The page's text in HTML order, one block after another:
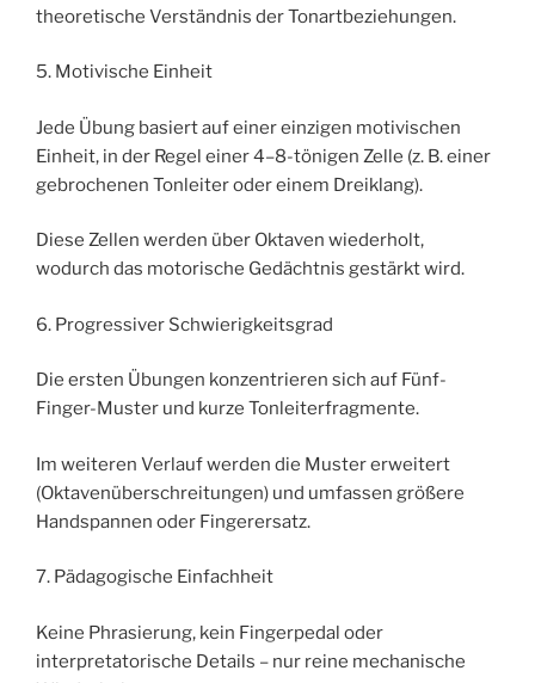
theoretische Verständnis der Tonartbeziehungen.
5. Motivische Einheit
Jede Übung basiert auf einer einzigen motivischen
Einheit, in der Regel einer 4–8-tönigen Zelle (z. B. einer
gebrochenen Tonleiter oder einem Dreiklang).
Diese Zellen werden über Oktaven wiederholt,
wodurch das motorische Gedächtnis gestärkt wird.
6. Progressiver Schwierigkeitsgrad
Die ersten Übungen konzentrieren sich auf Fünf-
Finger-Muster und kurze Tonleiterfragmente.
Im weiteren Verlauf werden die Muster erweitert
(Oktavenüberschreitungen) und umfassen größere
Handspannen oder Fingerersatz.
7. Pädagogische Einfachheit
Keine Phrasierung, kein Fingerpedal oder
interpretatorische Details – nur reine mechanische